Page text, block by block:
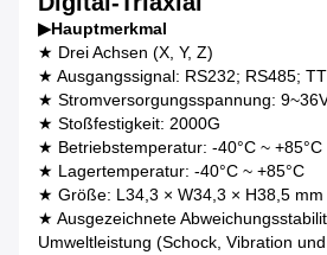
▶Hauptmerkmal
★ Drei Achsen (X, Y, Z)
★ Ausgangssignal: RS232; RS485;
★ Stromversorgungsspannung:
★ Stoßfestigkeit: 2000G
★ Betriebstemperatur: -40°C ~ +85°C
★ Lagertemperatur: -40°C ~ +85°C
★ Größe: L34,3 × W34,3 × H38,5 mm
★ Ausgezeichnete
Umweltleistung (Schock, Vibration